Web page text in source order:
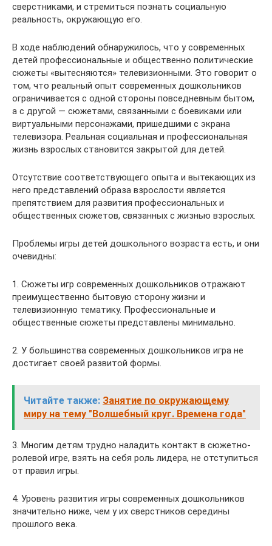
сверстниками, и стремиться познать социальную
реальность, окружающую его.
В ходе наблюдений обнаружилось, что у современных
детей профессиональные и общественно политические
сюжеты «вытесняются» телевизионными. Это говорит о
том, что реальный опыт современных дошкольников
ограничивается с одной стороны повседневным бытом,
а с другой — сюжетами, связанными с боевиками или
виртуальными персонажами, пришедшими с экрана
телевизора. Реальная социальная и профессиональная
жизнь взрослых становится закрытой для детей.
Отсутствие соответствующего опыта и вытекающих из
него представлений образа взрослости является
препятствием для развития профессиональных и
общественных сюжетов, связанных с жизнью взрослых.
Проблемы игры детей дошкольного возраста есть, и они
очевидны:
1. Сюжеты игр современных дошкольников отражают
преимущественно бытовую сторону жизни и
телевизионную тематику. Профессиональные и
общественные сюжеты представлены минимально.
2. У большинства современных дошкольников игра не
достигает своей развитой формы.
Читайте также: Занятие по окружающему
миру на тему "Волшебный круг. Времена года"
3. Многим детям трудно наладить контакт в сюжетно-
ролевой игре, взять на себя роль лидера, не отступиться
от правил игры.
4. Уровень развития игры современных дошкольников
значительно ниже, чем у их сверстников середины
прошлого века.